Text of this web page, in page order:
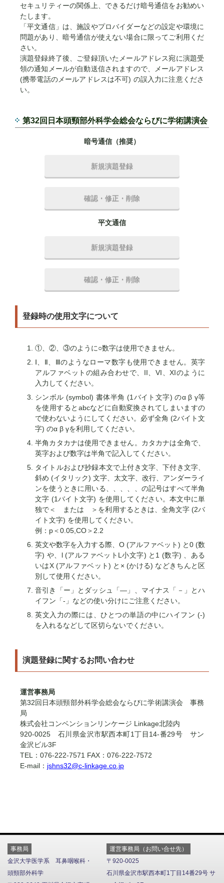
セキュリティーの関係上、できるだけ暗号通信をお勧めい
たします。
「平文通信」は、施設やプロバイダーなどの設定や環境に
問題があり、暗号通信が使えない場合に限ってご利用くだ
さい。
演題登録終了後、ご登録頂いたメールアドレス宛に演題受
領の通知メールが自動送信されますので、メールアドレス
(携帯電話のメールアドレスは不可) の誤入力に注意くださ
い。
第32回日本頭頸部外科学会総会ならびに学術講演会
暗号通信（推奨）
新規演題登録
確認・修正・削除
平文通信
新規演題登録
確認・修正・削除
登録時の使用文字について
①、②、③のように○数字は使用できません。
Ⅰ、Ⅱ、Ⅲのようなローマ数字も使用できません。英字
アルファベットの組み合わせで、II、VI、XIのように
入力してください。
シンボル (symbol) 書体半角 (1バイト文字) のα β γ等
を使用するとabcなどに自動変換されてしまいますの
で使わないようにしてください。必ず全角 (2バイト文
字) のα β γを利用してください。
半角カタカナは使用できません。カタカナは全角で、
英字および数字は半角で記入してください。
タイトルおよび抄録本文で上付き文字、下付き文字、
斜め (イタリック) 文字、太文字、改行、アンダーライ
ンを使うときに用いる、、、、、の記号はすべて半角
文字 (1バイト文字) を使用してください。本文中に単
独で＜ または ＞を利用するときは、全角文字 (2バ
イト文字) を使用してください。
例：p＜0.05,CO＞2.2
英文や数字を入力する際、O (アルファベット) と0 (数
字) や、l (アルファベットL小文字) と1 (数字) 、ある
いはX (アルファベット) と× (かける) などきちんと区
別して使用ください。
音引き「ー」とダッシュ「―」、マイナス「－」とハ
イフン「-」などの使い分けにご注意ください。
英文入力の際には、ひとつの単語の中にハイフン (-)
を入れるなどして区切らないでください。
演題登録に関するお問い合わせ
運営事務局
第32回日本頭頸部外科学会総会ならびに学術講演会 事務
局
株式会社コンベンションリンケージ Linkage北陸内
920-0025 石川県金沢市駅西本町1丁目14-番29号 サン
金沢ビル3F
TEL：076-222-7571 FAX：076-222-7572
E-mail： jshns32@c-linkage.co.jp
事務局
金沢大学医学系 耳鼻咽喉科・
頭頸部外科学
運営事務局（お問い合せ先）
〒920-0025
石川県金沢市駅西本町1丁目14番29号 サ